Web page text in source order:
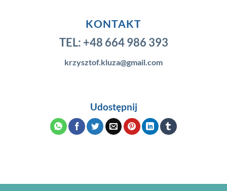
KONTAKT
TEL: +48 664 986 393
krzysztof.kluza@gmail.com
Udostępnij